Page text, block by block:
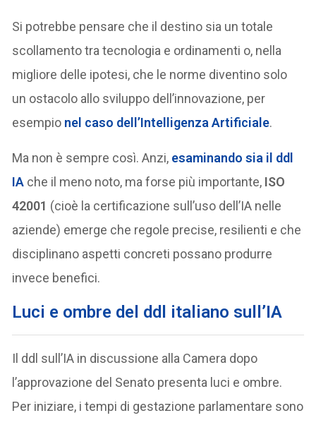
Si potrebbe pensare che il destino sia un totale
scollamento tra tecnologia e ordinamenti o, nella
migliore delle ipotesi, che le norme diventino solo
un ostacolo allo sviluppo dell’innovazione, per
esempio nel caso dell’Intelligenza Artificiale.
Ma non è sempre così. Anzi, esaminando sia il ddl
IA che il meno noto, ma forse più importante, ISO
42001 (cioè la certificazione sull’uso dell’IA nelle
aziende) emerge che regole precise, resilienti e che
disciplinano aspetti concreti possano produrre
invece benefici.
Luci e ombre del ddl italiano sull’IA
Il ddl sull’IA in discussione alla Camera dopo
l’approvazione del Senato presenta luci e ombre.
Per iniziare, i tempi di gestazione parlamentare sono